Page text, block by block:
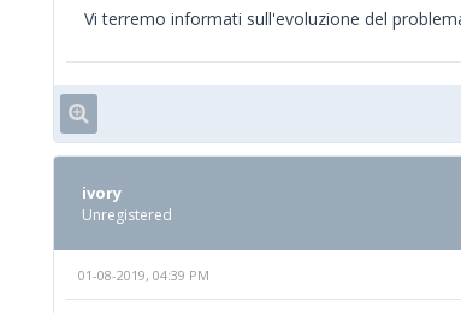
Vi terremo informati sull'evoluzione del
ivory
Unregistered
01-08-2019, 04:39 PM